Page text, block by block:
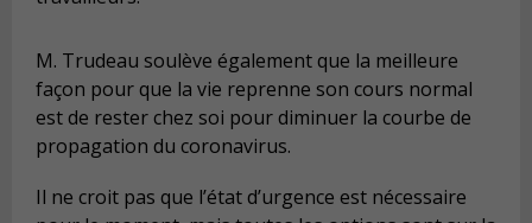
M. Trudeau soulève également que la meilleure
façon pour que la vie reprenne son cours normal
est de rester chez soi pour diminuer la courbe de
propagation du coronavirus.
Il ne croit pas que l’état d’urgence est nécessaire